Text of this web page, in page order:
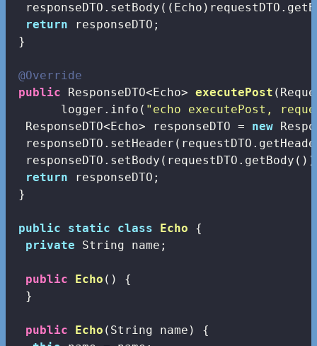
return responseDTO;
}
@Override
public ResponseDTO<Echo> executePost
       logger.info(
"echo executePost,
  ResponseDTO<Echo> responseDTO =
new
return responseDTO;
}
public static class Echo
{
private String name;
public Echo ()
{
  }
public Echo (String name)
{